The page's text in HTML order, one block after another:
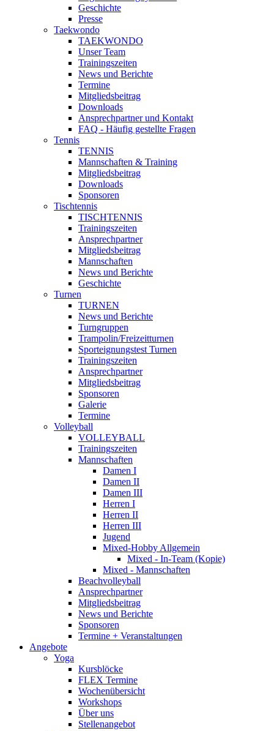
Geschichte
Presse
Taekwondo
TAEKWONDO
Unser Team
Trainingszeiten
News und Berichte
Termine
Mitgliedsbeitrag
Downloads
Ansprechpartner und Kontakt
FAQ - Häufig gestellte Fragen
Tennis
TENNIS
Mannschaften & Training
Mitgliedsbeitrag
Downloads
Sponsoren
Tischtennis
TISCHTENNIS
Trainingszeiten
Ansprechpartner
Mitgliedsbeitrag
Mannschaften
News und Berichte
Geschichte
Turnen
TURNEN
News und Berichte
Turngruppen
Trampolin/Freizeitturnen
Sporteignungstest Turnen
Trainingszeiten
Ansprechpartner
Mitgliedsbeitrag
Sponsoren
Galerie
Termine
Volleyball
VOLLEYBALL
Trainingszeiten
Mannschaften
Damen I
Damen II
Damen III
Herren I
Herren II
Herren III
Jugend
Mixed-Hobby Allgemein
Mixed - In-Team (Kopie)
Mixed - Mannschaften
Beachvolleyball
Ansprechpartner
Mitgliedsbeitrag
News und Berichte
Sponsoren
Termine + Veranstaltungen
Angebote
Yoga
Kursblöcke
FLEX Termine
Wochenübersicht
Workshops
Über uns
Stellenangebot